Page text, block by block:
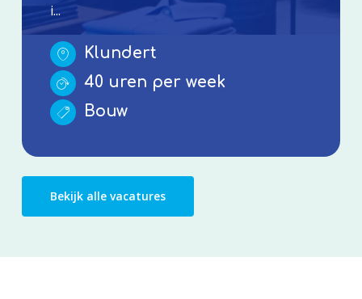
i...
Klundert
40 uren per week
Bouw
Bekijk alle vacatures